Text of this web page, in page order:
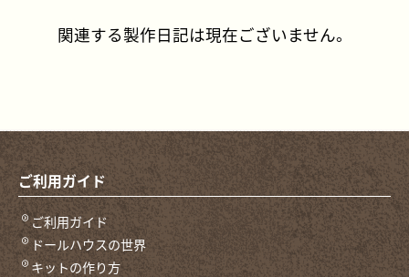
関連する製作日記は現在ございません。
ご利用ガイド
ご利用ガイド
ドールハウスの世界
キットの作り方